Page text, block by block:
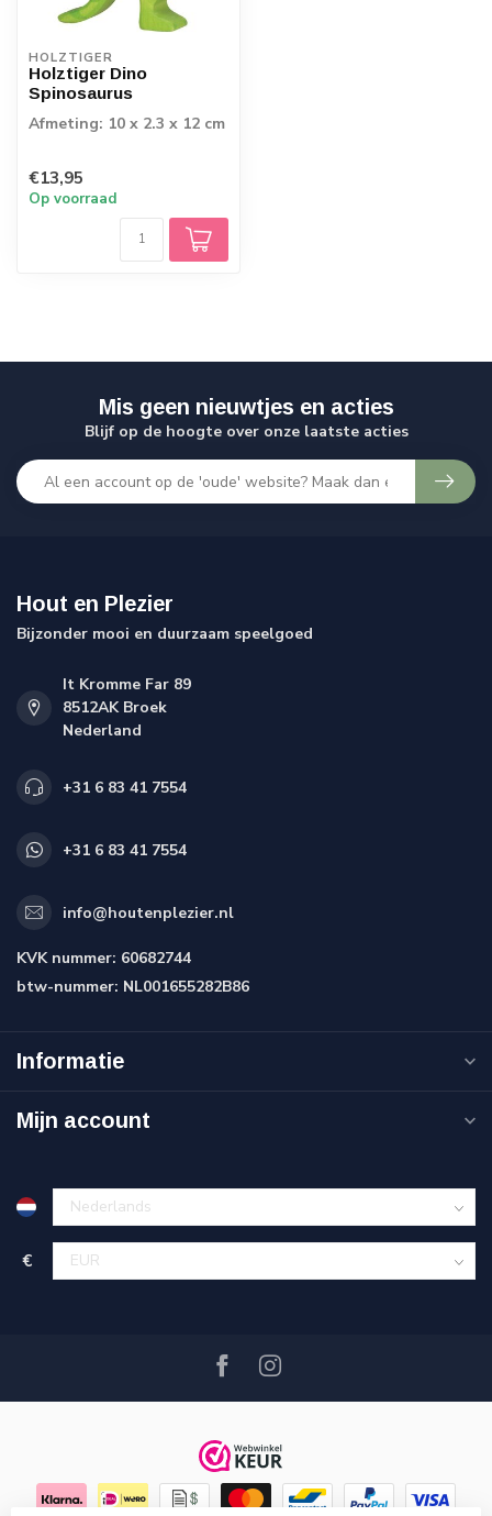
HOLZTIGER
Holztiger Dino
Spinosaurus
Afmeting: 10 x 2.3 x 12 cm
€13,95
Op voorraad
Mis geen nieuwtjes en acties
Blijf op de hoogte over onze laatste acties
Hout en Plezier
Bijzonder mooi en duurzaam speelgoed
It Kromme Far 89
8512AK Broek
Nederland
+31 6 83 41 7554
+31 6 83 41 7554
info@houtenplezier.nl
KVK nummer: 60682744
btw-nummer: NL001655282B86
Informatie
Mijn account
€